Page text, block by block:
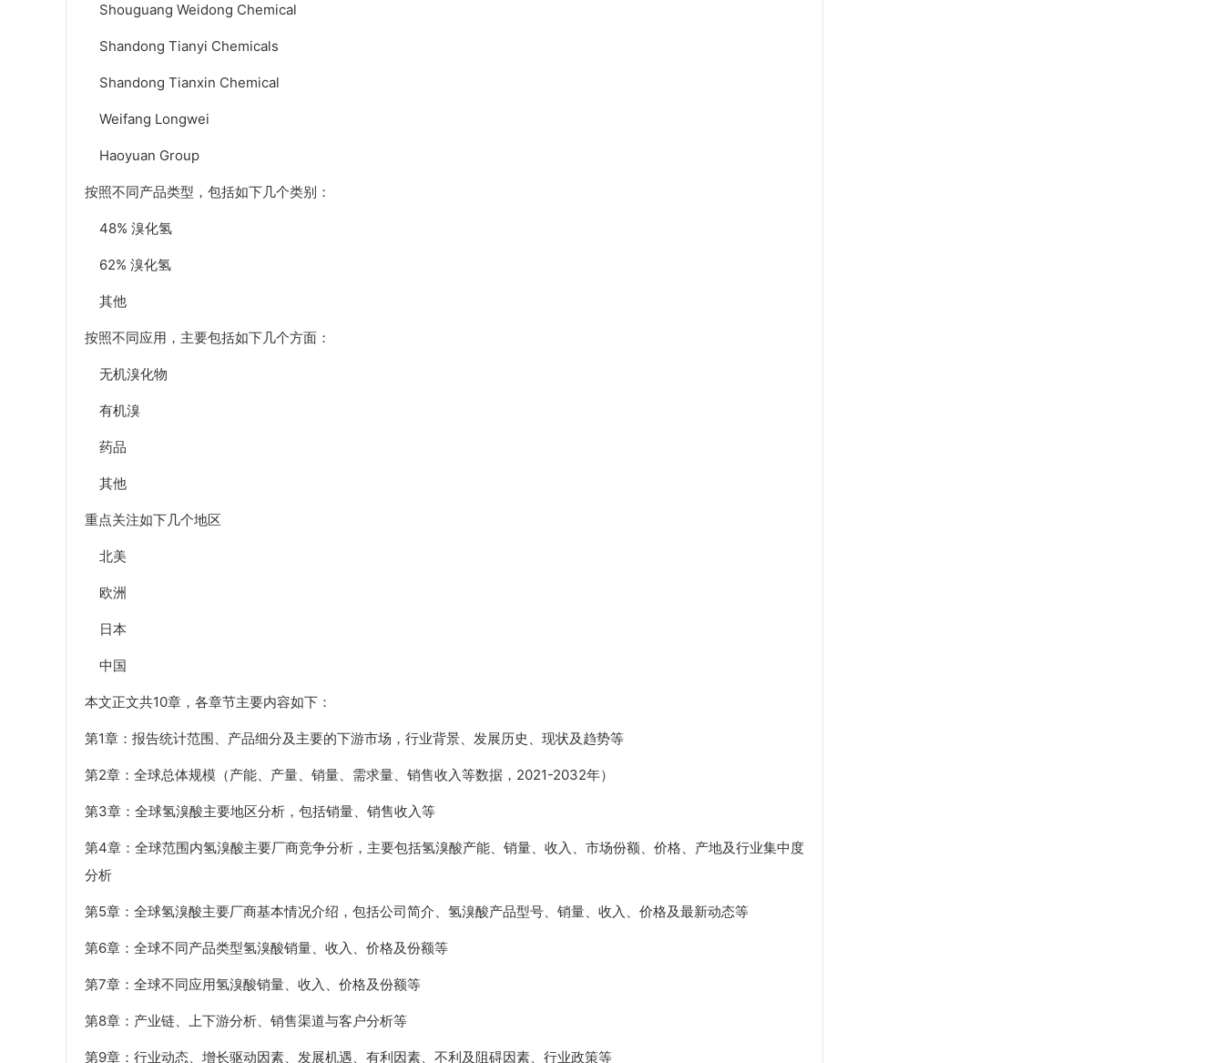
Shouguang Weidong Chemical
Shandong Tianyi Chemicals
Shandong Tianxin Chemical
Weifang Longwei
Haoyuan Group
按照不同产品类型，包括如下几个类别：
48% 溴化氢
62% 溴化氢
其他
按照不同应用，主要包括如下几个方面：
无机溴化物
有机溴
药品
其他
重点关注如下几个地区
北美
欧洲
日本
中国
本文正文共10章，各章节主要内容如下：
第1章：报告统计范围、产品细分及主要的下游市场，行业背景、发展历史、现状及趋势等
第2章：全球总体规模（产能、产量、销量、需求量、销售收入等数据，2021-2032年）
第3章：全球氢溴酸主要地区分析，包括销量、销售收入等
第4章：全球范围内氢溴酸主要厂商竞争分析，主要包括氢溴酸产能、销量、收入、市场份额、价格、产地及行业集中度
分析
第5章：全球氢溴酸主要厂商基本情况介绍，包括公司简介、氢溴酸产品型号、销量、收入、价格及最新动态等
第6章：全球不同产品类型氢溴酸销量、收入、价格及份额等
第7章：全球不同应用氢溴酸销量、收入、价格及份额等
第8章：产业链、上下游分析、销售渠道与客户分析等
第9章：行业动态、增长驱动因素、发展机遇、有利因素、不利及阻碍因素、行业政策等